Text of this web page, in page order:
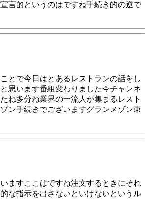
言的というのはですね手続き的の逆で
とで今日はとあるレストランの話をし
思います番組変わりました今チャンネ
ね多分ね業界の一流人が集まるレスト
ン手続きでございますグランメゾン東
ますここはですね注文するときにそれ
な指示を出さないといけないというル